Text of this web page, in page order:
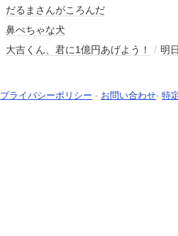
だるまさんがころんだ
鼻ぺちゃな犬
大吉くん、君に1億円あげよう！ / 明
プライバシーポリシー - お問い合わせ- 特